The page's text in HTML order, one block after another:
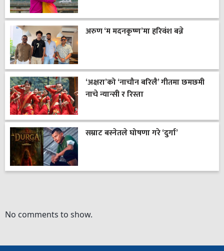
अरुण ‘म मदनकृष्ण’मा हरिवंश बन्ने
‘अक्षरा’को ‘नाचौन बरिलै’ गीतमा छमछमी
नाचे न्यान्सी र रिस्ता
सम्राट बस्नेतले घोषणा गरे ‘दुर्गा’
No comments to show.